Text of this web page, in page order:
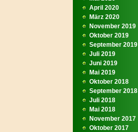
April 2020
März 2020
November 2019
Oktober 2019
September 2019
Juli 2019
Juni 2019
Mai 2019
Oktober 2018
September 2018
Juli 2018
Mai 2018
November 2017
Oktober 2017